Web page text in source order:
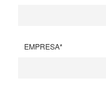
EMPRESA*